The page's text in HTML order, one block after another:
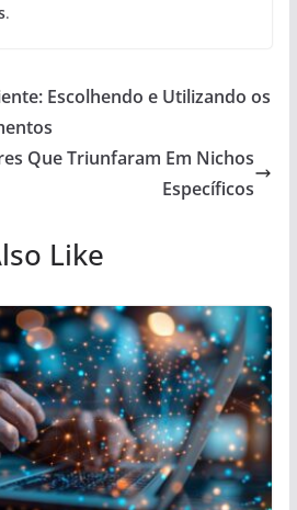
.
Escolhendo e Utilizando os
Que Triunfaram Em Nichos
Específicos
Like